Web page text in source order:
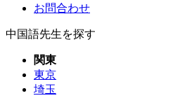
お問合わせ
中国語先生を探す
関東
東京
埼玉